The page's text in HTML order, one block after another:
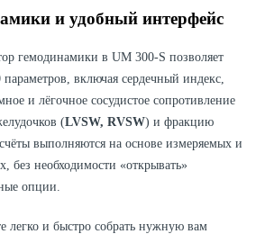
и удобный интерфейс
гемодинамики в UM 300-S позволяет
параметров, включая сердечный индекс,
и лёгочное сосудистое сопротивление
(LVSW, RVSW) и фракцию
выполняются на основе измеряемых и
без необходимости «открывать»
опции.
легко и быстро собрать нужную вам